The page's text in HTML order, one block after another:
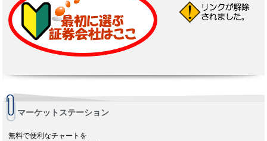
マーケットステーション
無料で便利なチャートを